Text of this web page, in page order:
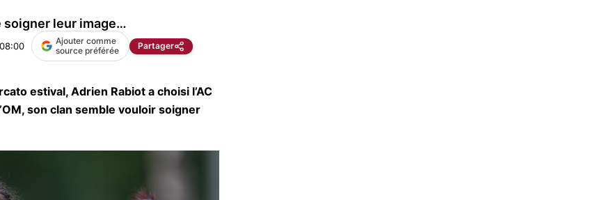
soigner leur image…
Ajouter comme
source préférée
Partager
estival, Adrien Rabiot a choisi l’AC
son clan semble vouloir soigner